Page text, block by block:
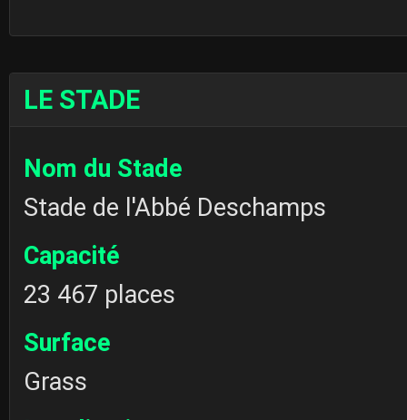
LE STADE
Nom du Stade
Stade de l'Abbé Deschamps
Capacité
23 467 places
Surface
Grass